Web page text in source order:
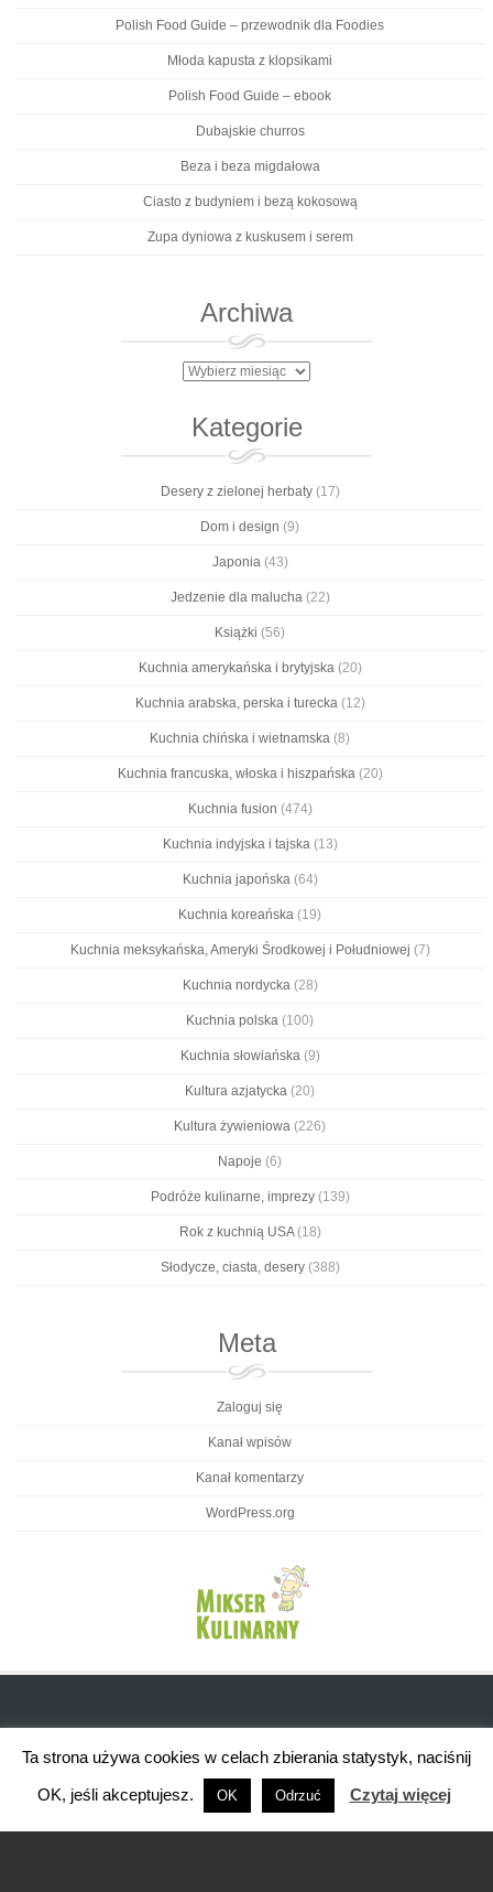
Polish Food Guide – przewodnik dla Foodies
Młoda kapusta z klopsikami
Polish Food Guide – ebook
Dubajskie churros
Beza i beza migdałowa
Ciasto z budyniem i bezą kokosową
Zupa dyniowa z kuskusem i serem
Archiwa
Archiwa
Kategorie
Desery z zielonej herbaty(17)
Dom i design (9)
Japonia(43)
Jedzenie dla malucha(22)
Książki (56)
Kuchnia amerykańska i brytyjska(20)
Kuchnia arabska, perska i turecka(12)
Kuchnia chińska i wietnamska (8)
Kuchnia francuska, włoska i hiszpańska(20)
Kuchnia fusion (474)
Kuchnia indyjska i tajska(13)
Kuchnia japońska(64)
Kuchnia koreańska (19)
Kuchnia meksykańska, Ameryki Środkowej i Południowej (7)
Kuchnia nordycka(28)
Kuchnia polska (100)
Kuchnia słowiańska(9)
Kultura azjatycka (20)
Kultura żywieniowa (226)
Napoje (6)
Podróże kulinarne, imprezy(139)
Rok z kuchnią USA(18)
Słodycze, ciasta, desery(388)
Meta
Zaloguj się
Kanał wpisów
Kanał komentarzy
WordPress.org
Ta strona używa cookies w celach zbierania statystyk, naciśnij
OK, jeśli akceptujesz.
OK Odrzuć Czytaj więcej